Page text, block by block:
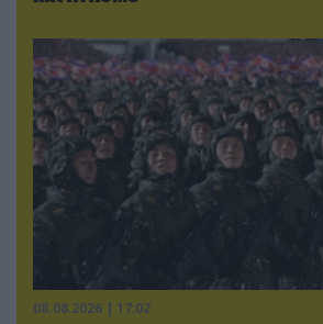
08.08.2026 | 17:02